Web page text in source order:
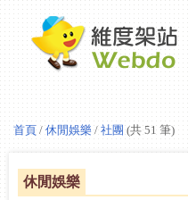
首頁 /休閒娛樂 /社團 (共 51 筆)
休閒娛樂